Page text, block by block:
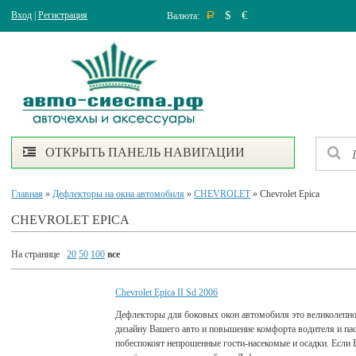
Вход Регистрация Валюта: Р $ €
ОТКРЫТЬ ПАНЕЛЬ НАВИГАЦИИ
Главная » Дефлекторы на окна автомобиля » CHEVROLET» Chevrolet Epica
CHEVROLET EPICA
На странице 20 50 100 все
Chevrolet Epica II Sd 2006
Дефлекторы для боковых окон автомобиля это
дизайну Вашего авто и повышение комфорта водителя и
побеспокоят непрошенные гости-насекомые и осадки.